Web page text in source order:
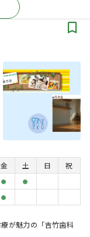
金 土 日
祝
● ●
●
が魅力の「吉竹歯科